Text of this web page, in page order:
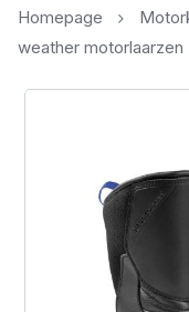
Homepage
weather motorlaarzen